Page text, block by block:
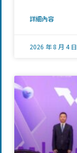
詳細內容
2026 年 8 月 4 日